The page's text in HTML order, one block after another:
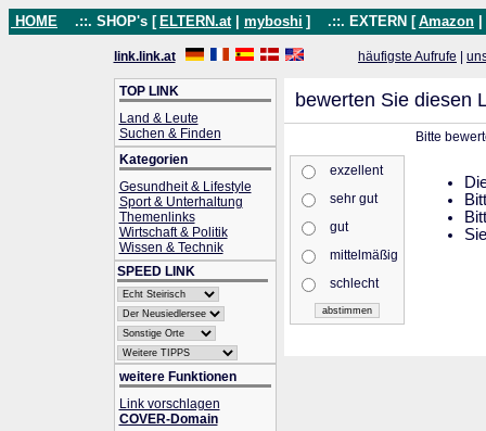
HOME .::. SHOP's [ ELTERN.at myboshi ] .::. EXTERN [ Amazon
link.link.at häufigste Aufrufe
TOP LINK
Land & Leute
Suchen & Finden
Kategorien
Gesundheit & Lifestyle
Sport & Unterhaltung
Themenlinks
Wirtschaft & Politik
Wissen & Technik
SPEED LINK
weitere Funktionen
Link vorschlagen
COVER-Domain
bewerten Sie diesen
Bitte
exzellent
sehr gut
gut
mittelmäßig
schlecht